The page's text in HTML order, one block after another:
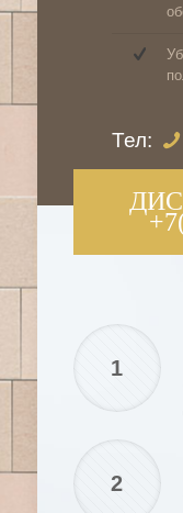
Тел:
1
2